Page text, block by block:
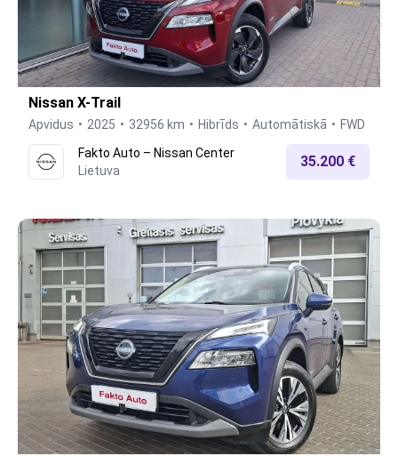
Nissan X-Trail
Apvidus 2025 32956 km Hibrīds Automātiskā
FWD
Fakto Auto – Nissan Center
Lietuva
35.200 €